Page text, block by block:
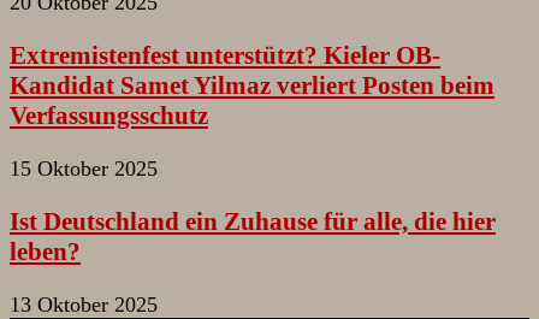
Extremistenfest unterstützt? Kieler OB-
Kandidat Samet Yilmaz verliert Posten beim
Verfassungsschutz
15 Oktober 2025
Ist Deutschland ein Zuhause für alle, die hier
leben?
13 Oktober 2025